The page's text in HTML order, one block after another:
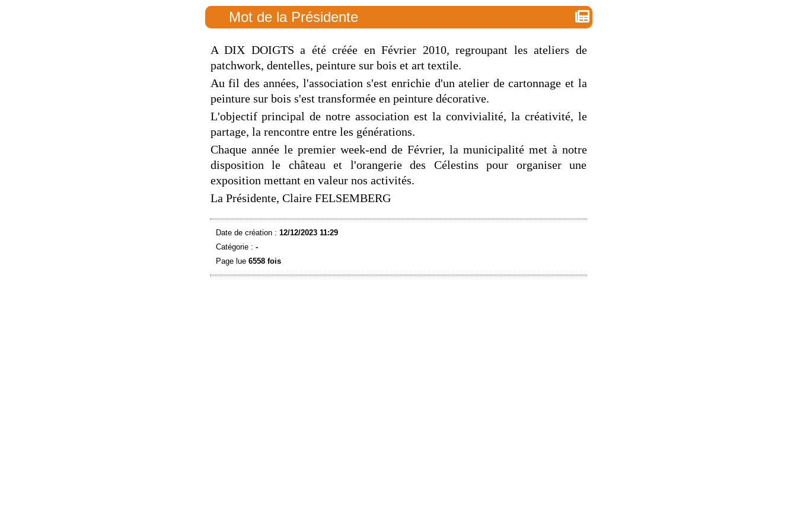
Mot de la Présidente
A DIX DOIGTS a été créée en Février 2010, regroupant les ateliers de
patchwork, dentelles, peinture sur bois et art textile.
Au fil des années, l'association s'est enrichie d'un atelier de cartonnage et la
peinture sur bois s'est transformée en peinture décorative.
L'objectif principal de notre association est la convivialité, la créativité, le
partage, la rencontre entre les générations.
Chaque année le premier week-end de Février, la municipalité met à notre
disposition le château et l'orangerie des Célestins pour organiser une
exposition mettant en valeur nos activités.
La Présidente, Claire FELSEMBERG
Date de création : 12/12/2023 11:29
Catégorie : -
Page lue 6558 fois